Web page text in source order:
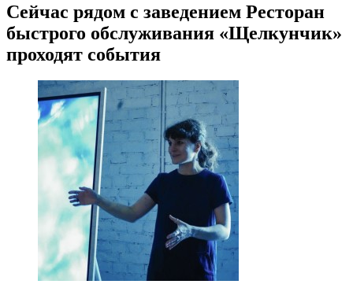
Сейчас рядом с заведением Ресторан
быстрого обслуживания «Щелкунчик»
проходят события